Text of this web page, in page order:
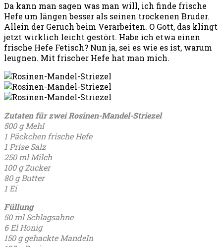
Da kann man sagen was man will, ich finde frische
Hefe um längen besser als seinen trockenen Bruder.
Allein der Geruch beim Verarbeiten. O Gott, das klingt
jetzt wirklich leicht gestört. Habe ich etwa einen
frische Hefe Fetisch? Nun ja, sei es wie es ist, warum
leugnen. Mit frischer Hefe hat man mich.
Zutaten für zwei Rosinen-Mandel-Striezel
500 g Mehl
1 Päckchen frische Hefe
1 Prise Salz
250 ml Milch
100 g Zucker
80 g Butter
1 Ei
Füllung
50 ml Schlagsahne
6 El Honig
150 g gehackte Mandeln